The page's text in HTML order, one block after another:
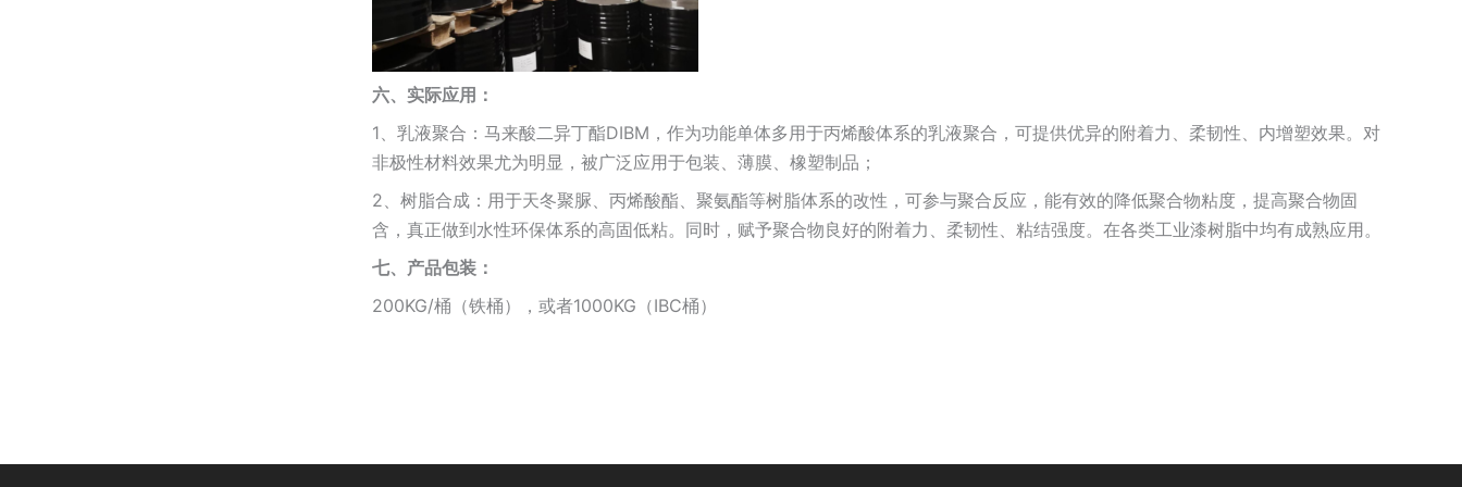
六、实际应用：
1、乳液聚合：马来酸二异丁酯DIBM，作为功能单体多用于丙烯酸体系的乳液聚合，可提供优异的附着力、柔韧性、内增塑效果。对
非极性材料效果尤为明显，被广泛应用于包装、薄膜、橡塑制品；
2、树脂合成：用于天冬聚脲、丙烯酸酯、聚氨酯等树脂体系的改性，可参与聚合反应，能有效的降低聚合物粘度，提高聚合物固
含，真正做到水性环保体系的高固低粘。同时，赋予聚合物良好的附着力、柔韧性、粘结强度。在各类工业漆树脂中均有成熟应用。
七、产品包装 ：
200KG/桶（铁桶），或者1000KG（IBC桶）